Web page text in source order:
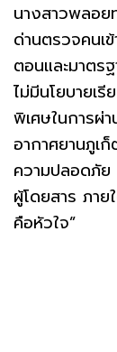
นางสาวพลอย
ด่านตรวจคนเ
ตอนและมาตร
ไม่มีนโยบายเรี
พิเศษในการผ่
อากาศยานภูเ
ความปลอดภัย
ผู้โดยสาร ภา
คือหัวใจ”